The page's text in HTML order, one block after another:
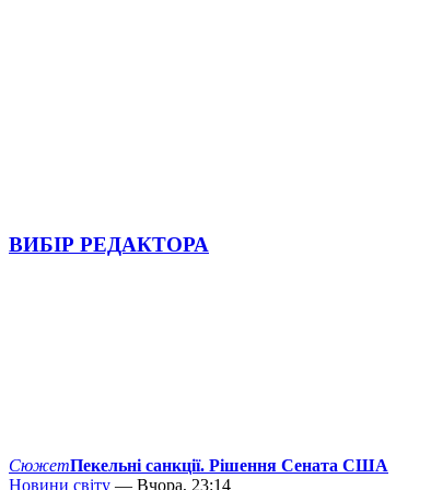
ВИБІР РЕДАКТОРА
СюжетПекельні санкції. Рішення Сената США
Новини світу — Вчора, 23:14